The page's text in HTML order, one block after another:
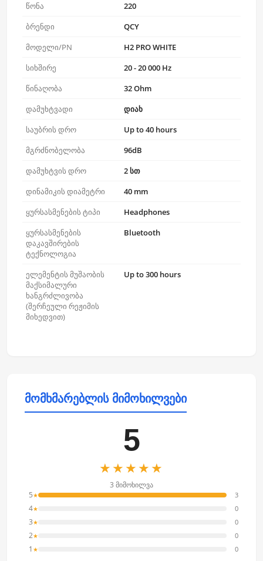
წონა
220
ბრენდი
QCY
მოდელი/PN
H2 PRO WHITE
სიხშირე
20 - 20 000 Hz
წინაღობა
32 Ohm
დამუხტვადი
დიახ
საუბრის დრო
Up to 40 hours
მგრძნობელობა
96dB
დამუხტვის დრო
2 სთ
დინამიკის დიამეტრი
40 mm
ყურსასმენების ტიპი
Headphones
ყურსასმენების
დაკავშირების
ტექნოლოგია
Bluetooth
ელემენტის მუშაობის
მაქსიმალური
ხანგრძლივობა
(შერჩეული რეჟიმის
მიხედვით)
Up to 300 hours
მომხმარებლის მიმოხილვები
5
★★★★★
3 მიმოხილვა
5★ 3
4★ 0
3★ 0
2★ 0
1 ★ 0